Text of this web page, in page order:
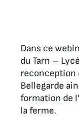
Dans ce
du Tarn –
reconception
Bellegarde
formation de
la ferme.